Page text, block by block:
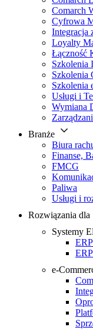
Comarch
Cyfrowa
Integracja
Loyalty
Łączność
Szkolenia
Szkolenia
Szkolenia
Usługi i
Wymiana
Branże
Biura
Finanse,
FMCG
Paliwa
Usługi i
Rozwiązania dla
Systemy
e-